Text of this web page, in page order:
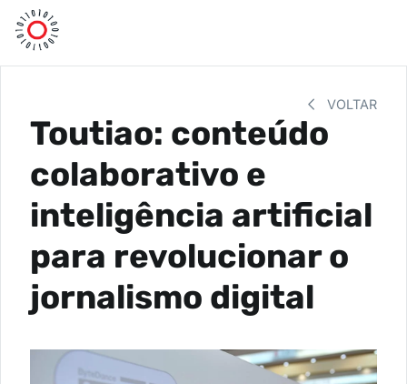
VOLTAR
Toutiao: conteúdo
colaborativo e
inteligência artificial
para revolucionar o
jornalismo digital